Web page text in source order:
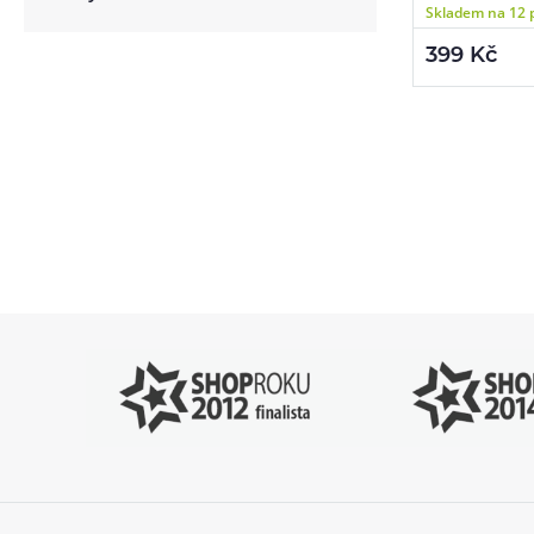
regulace air-
Skladem na 12
399 Kč